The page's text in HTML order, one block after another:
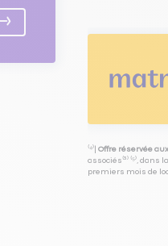
⁽⁴⁾| Offre réservée
associés⁽³⁾ ⁽⁵⁾,
premiers mois de